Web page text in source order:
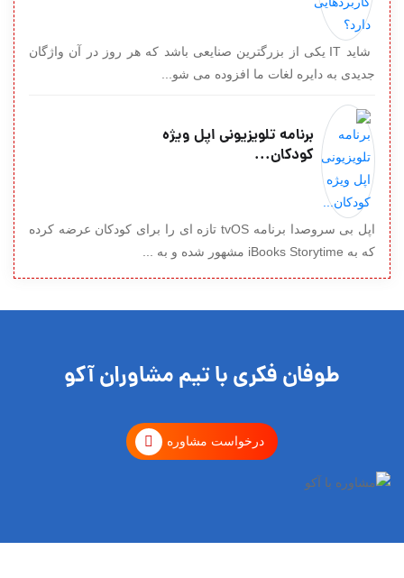
شاید IT یکی از بزرگترین صنایعی باشد که هر روز در آن واژگان
جدیدی به دایره لغات ما افزوده می شو...
برنامه تلویزیونی اپل ویژه
کودکان...
اپل بی سروصدا برنامه tvOS تازه ای را برای کودکان عرضه کرده
که به iBooks Storytime مشهور شده و به ...
طوفان فکری با تیم مشاوران آکو
درخواست مشاوره